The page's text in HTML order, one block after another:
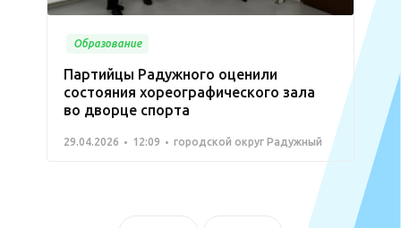
Образование
Партийцы Радужного оценили
состояния хореографического зала
во дворце спорта
29.04.2026 12:09 городской округ Радужный